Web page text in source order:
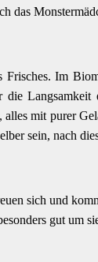
das
Frisches. Im
Langsamkeit
mit purer
sein, nach
sich und
gut um